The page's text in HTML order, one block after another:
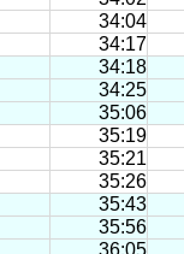
34:04
34:17
34:18
34:25
35:06
35:19
35:21
35:26
35:43
35:56